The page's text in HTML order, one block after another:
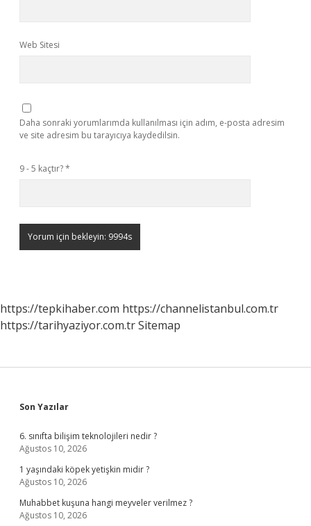
Web Sitesi
Daha sonraki yorumlarımda kullanılması için adım, e-posta adresim
ve site adresim bu tarayıcıya kaydedilsin.
9 - 5 kaçtır?*
https://tepkihaber.com https://channelistanbul.com.tr
https://tarihyaziyor.com.trSitemap
Sidebar
Son Yazılar
6. sınıfta bilişim teknolojileri nedir ?
Ağustos 10, 2026
1 yaşındaki köpek yetişkin midir ?
Ağustos 10, 2026
Muhabbet kuşuna hangi meyveler verilmez ?
Ağustos 10, 2026